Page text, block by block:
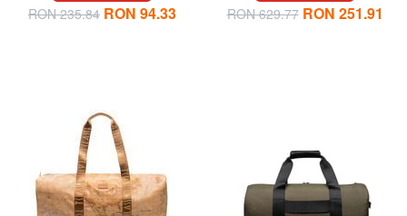
RON 235.84 RON 94.33 RON 629.77 RON 251.91